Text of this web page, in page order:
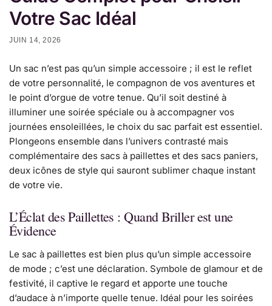
Votre Sac Idéal
JUIN 14, 2026
Un sac n’est pas qu’un simple accessoire ; il est le reflet
de votre personnalité, le compagnon de vos aventures et
le point d’orgue de votre tenue. Qu’il soit destiné à
illuminer une soirée spéciale ou à accompagner vos
journées ensoleillées, le choix du sac parfait est essentiel.
Plongeons ensemble dans l’univers contrasté mais
complémentaire des sacs à paillettes et des sacs paniers,
deux icônes de style qui sauront sublimer chaque instant
de votre vie.
L’Éclat des Paillettes : Quand Briller est une
Évidence
Le sac à paillettes est bien plus qu’un simple accessoire
de mode ; c’est une déclaration. Symbole de glamour et de
festivité, il captive le regard et apporte une touche
d’audace à n’importe quelle tenue. Idéal pour les soirées